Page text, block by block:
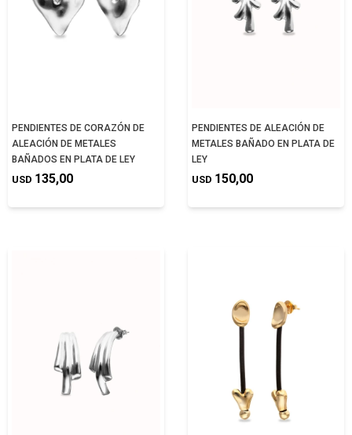
PENDIENTES DE CORAZÓN DE
ALEACIÓN DE METALES
BAÑADOS EN PLATA DE LEY
USD 135,00
PENDIENTES DE ALEACIÓN DE
METALES BAÑADO EN PLATA DE
LEY
USD 150,00